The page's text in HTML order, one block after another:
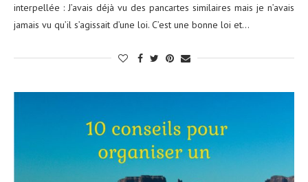
interpellée : J’avais déjà vu des pancartes similaires mais je n’avais
jamais vu qu’il s’agissait d’une loi. C’est une bonne loi et…